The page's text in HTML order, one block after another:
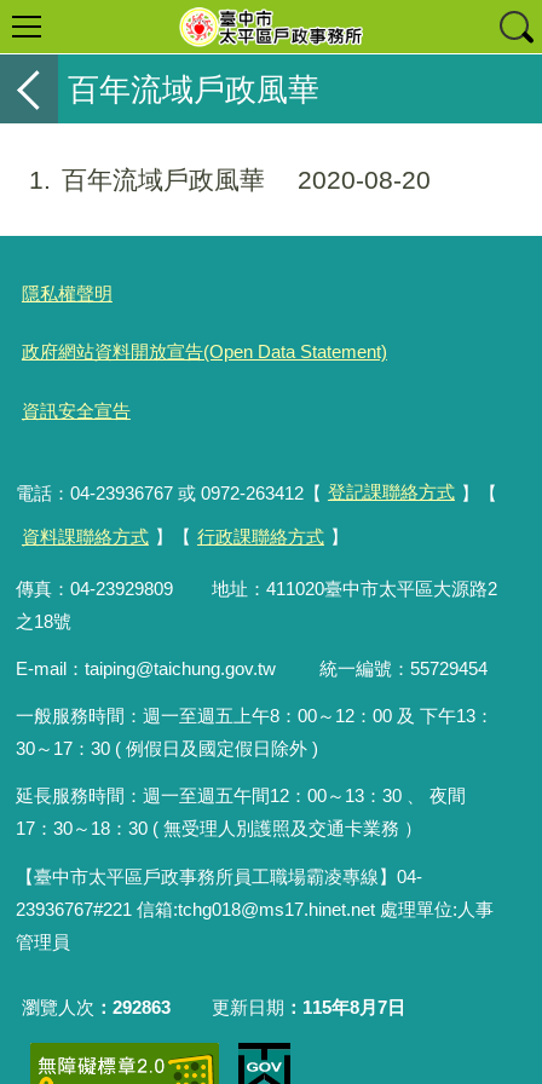
百年流域戶政風華
1 百年流域戶政風華 2020-08-20
隱私權聲明
政府網站資料開放宣告(Open Data Statement)
資訊安全宣告
電話：04-23936767 或 0972-263412【 登記課聯絡方式 】【
資料課聯絡方式 】【 行政課聯絡方式 】
傳真：04-23929809 地址：411020臺中市太平區大源路2
之18號
E-mail：taiping@taichung.gov.tw 統一編號：55729454
一般服務時間： 週一至週五上午8：00～12：00 及 下午13：
30～17：30 ( 例假日及國定假日除外 )
延長服務時間：週一至週五午間12：00～ 13：30 、 夜間
17：30～ 18：30 ( 無受理人別護照及交通卡業務 ）
【臺中市太平區戶政事務所員工職場霸凌專線】04-
23936767#221 信箱:tchg018@ms17.hinet.net 處理單位:人事
管理員
瀏覽人次 292863 更新日期 115年8月7日